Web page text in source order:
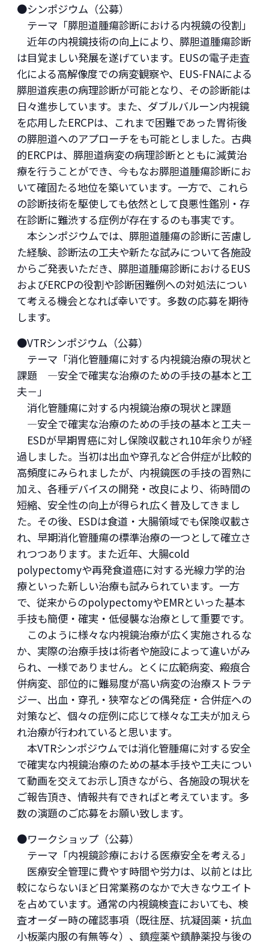
●シンポジウム（公募）
テーマ「膵胆道腫瘍診断における内視鏡の役割」
近年の内視鏡技術の向上により、膵胆道腫瘍診断
は目覚ましい発展を遂げています。EUSの電子走査
化による高解像度での病変観察や、EUS-FNAによる
膵胆道疾患の病理診断が可能となり、その診断能は
日々進歩しています。また、ダブルバルーン内視鏡
を応用したERCPは、これまで困難であった胃術後
の膵胆道へのアプローチをも可能としました。古典
的ERCPは、膵胆道病変の病理診断とともに減黄治
療を行うことができ、今もなお膵胆道腫瘍診断にお
いて確固たる地位を築いています。一方で、これら
の診断技術を駆使しても依然として良悪性鑑別・存
在診断に難渋する症例が存在するのも事実です。
本シンポジウムでは、膵胆道腫瘍の診断に苦慮し
た経験、診断法の工夫や新たな試みについて各施設
からご発表いただき、膵胆道腫瘍診断におけるEUS
およびERCPの役割や診断困難例への対処法につい
て考える機会となれば幸いです。多数の応募を期待
します。
●VTRシンポジウム（公募）
テーマ「消化管腫瘍に対する内視鏡治療の現状と
課題 ―安全で確実な治療のための手技の基本と工
夫－」
消化管腫瘍に対する内視鏡治療の現状と課題
―安全で確実な治療のための手技の基本と工夫－
ESDが早期胃癌に対し保険収載され10年余りが経
過しました。当初は出血や穿孔など合併症が比較的
高頻度にみられましたが、内視鏡医の手技の習熟に
加え、各種デバイスの開発・改良により、術時間の
短縮、安全性の向上が得られ広く普及してきまし
た。その後、ESDは食道・大腸領域でも保険収載さ
れ、早期消化管腫瘍の標準治療の一つとして確立さ
れつつあります。また近年、大腸cold
polypectomyや再発食道癌に対する光線力学的治
療といった新しい治療も試みられています。一方
で、従来からのpolypectomyやEMRといった基本
手技も簡便・確実・低侵襲な治療として重要です。
このように様々な内視鏡治療が広く実施されるな
か、実際の治療手技は術者や施設によって違いがみ
られ、一様でありません。とくに広範病変、瘢痕合
併病変、部位的に難易度が高い病変の治療ストラテ
ジー、出血・穿孔・狭窄などの偶発症・合併症への
対策など、個々の症例に応じて様々な工夫が加えら
れ治療が行われていると思います。
本VTRシンポジウムでは消化管腫瘍に対する安全
で確実な内視鏡治療のための基本手技や工夫につい
て動画を交えてお示し頂きながら、各施設の現状を
ご報告頂き、情報共有できればと考えています。多
数の演題のご応募をお願い致します。
●ワークショップ（公募）
テーマ「内視鏡診療における医療安全を考える」
医療安全管理に費やす時間や労力は、以前とは比
較にならないほど日常業務のなかで大きなウエイト
を占めています。通常の内視鏡検査においても、検
査オーダー時の確認事項（既往歴、抗凝固薬・抗血
小板薬内服の有無等々）、鎮痙薬や鎮静薬投与後の